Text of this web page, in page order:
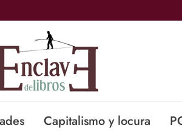
Capitalismo y locura